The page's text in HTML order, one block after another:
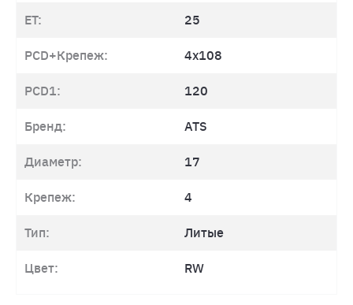
ET: 25
PCD+Крепеж: 4x108
PCD1: 120
Бренд: ATS
Диаметр: 17
Крепеж: 4
Тип: Литые
Цвет: RW